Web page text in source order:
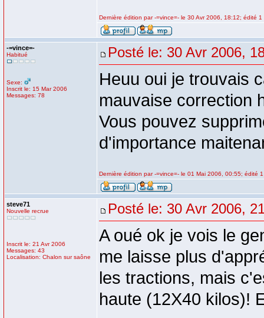
Dernière édition par -=vince=- le 30 Avr 2006, 18:12; édité 1
-=vince=-
Habitué
Sexe:
Inscrit le: 15 Mar 2006
Messages: 78
Posté le: 30 Avr 2006,
Heuu oui je trouvais
mauvaise correction
Vous pouvez
d'importance
Dernière édition par -=vince=- le 01 Mai 2006, 00:55; édité
steve71
Nouvelle recrue
Inscrit le: 21 Avr 2006
Messages: 43
Localisation: Chalon sur saône
Posté le: 30 Avr 2006,
A oué ok je vois le
me laisse plus
les tractions, mais
haute (12X40 kilos)!